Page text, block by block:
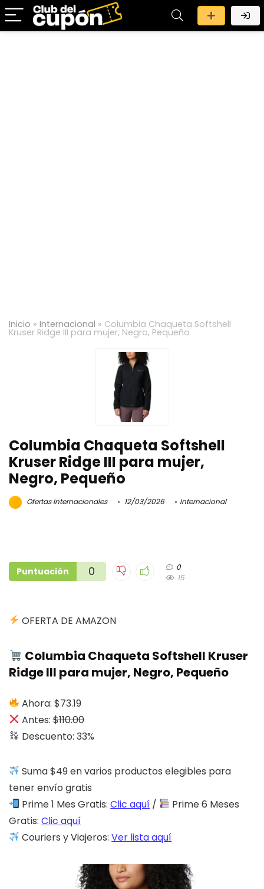
Inicio » Internacional » Columbia Chaqueta Softshell
Kruser Ridge III para mujer, Negro, Pequeño
Columbia Chaqueta Softshell
Kruser Ridge III para mujer,
Negro, Pequeño
Ofertas Internacionales 12/03/2026 Internacional
Puntuación 0
0
15
OFERTA DE AMAZON
Columbia Chaqueta Softshell Kruser
Ridge III para mujer, Negro, Pequeño
Ahora: $73.19
Antes:$110.00
Descuento: 33%
Suma $49 en varios productos elegibles para
tener envío gratis
Prime 1 Mes Gratis:Clic aquí /
Prime 6 Meses
Gratis: Clic aquí
Couriers y Viajeros:Ver lista aquí